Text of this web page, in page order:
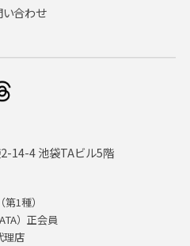
14-4 池袋TAビル5階
1種）
）正会員
理店
い合わせ